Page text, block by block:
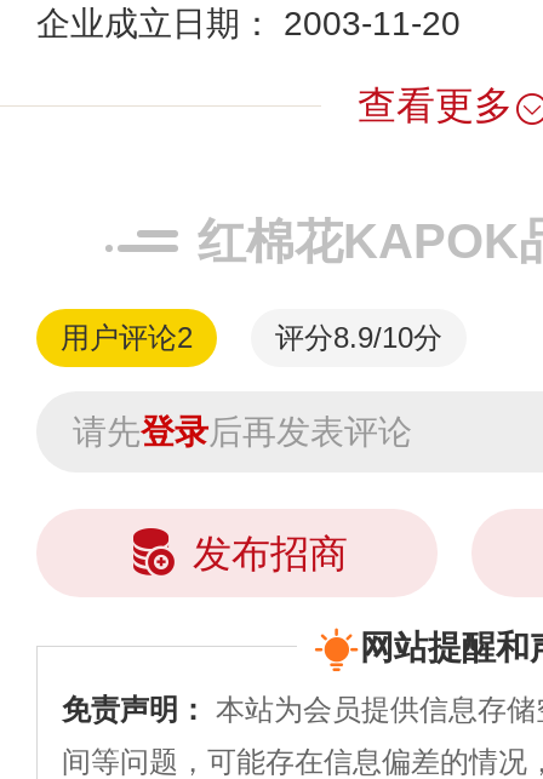
企业成立日期： 2003-11-20
查看更多
红棉花KAPOK
用户评论2 评分8.9/10分
请先登录后再发表评论
发布招商
网站提醒和
免责声明： 本站为会员提供信息存
间等问题，可能存在信息偏差的情况